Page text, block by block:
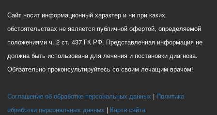
Сайт носит информационный характер и ни при каких
обстоятельствах не является публичной офертой, определяемой
положениями ч. 2 ст. 437 ГК РФ. Представленная информация не
должна быть использована для лечения и постановки диагноза.
Обязательно проконсультируйтесь со своим лечащим врачом!
Соглашение об обработке персональных данных
Политика
обработки персональных данных
Карта сайта